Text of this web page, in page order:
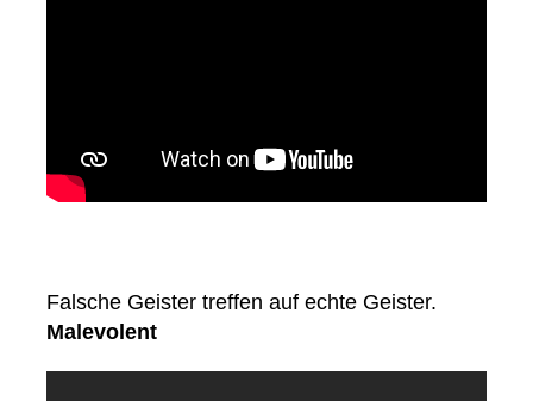
Falsche Geister treffen auf echte Geister.
Malevolent